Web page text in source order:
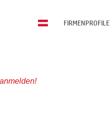
FIRMENPROFILE